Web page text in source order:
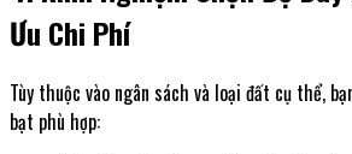
Ưu Chi Phí
Tùy thuộc vào ngân sách và loại đất cụ thể,
bạt phù hợp: